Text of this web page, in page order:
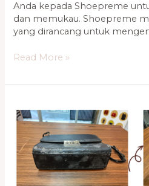
Anda kepada Shoepreme
dan memukau. Shoepreme
yang dirancang untuk
Read More »
Bag
Shoes
Spa
Profesional
Kelapa